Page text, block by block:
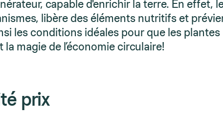
capable d'enrichir la terre. En effet,
libère des éléments nutritifs et
les conditions idéales pour que les plantes
magie de l’économie circulaire!
prix